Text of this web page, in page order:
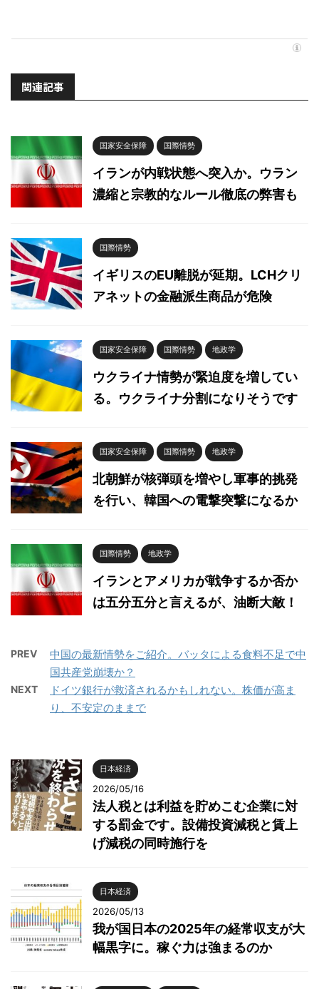
関連記事
国家安全保障 国際情勢
イランが内戦状態へ突入か。ウラン
濃縮と宗教的なルール徹底の弊害も
国際情勢
イギリスのEU離脱が延期。LCHクリ
アネットの金融派生商品が危険
国家安全保障 国際情勢 地政学
ウクライナ情勢が緊迫度を増してい
る。ウクライナ分割になりそうです
国家安全保障 国際情勢 地政学
北朝鮮が核弾頭を増やし軍事的挑発
を行い、韓国への電撃突撃になるか
国際情勢 地政学
イランとアメリカが戦争するか否か
は五分五分と言えるが、油断大敵！
PREV
中国の最新情勢をご紹介。バッタによる食料不足で中
国共産党崩壊か？
NEXT
ドイツ銀行が救済されるかもしれない。株価が高ま
り、不安定のままで
日本経済
2026/05/16
法人税とは利益を貯めこむ企業に対
する罰金です。設備投資減税と賃上
げ減税の同時施行を
日本経済
2026/05/13
我が国日本の2025年の経常収支が大
幅黒字に。稼ぐ力は強まるのか